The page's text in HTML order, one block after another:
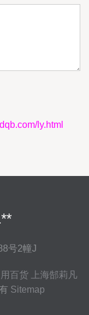
ly.html
号2幢J
用百货
上海郜莉凡
Sitemap